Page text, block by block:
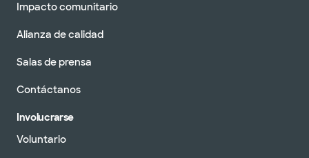
Impacto comunitario
Alianza de calidad
Salas de prensa
Contáctanos
Involucrarse
Voluntario